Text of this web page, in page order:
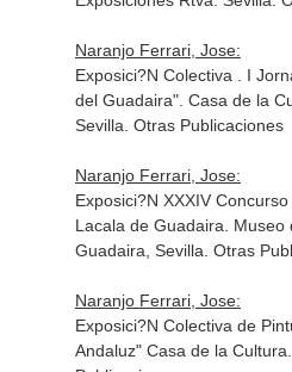
Naranjo Ferrari, Jose:
Exposici?N Colectiva . I
del Guadaira". Casa de la
Sevilla. Otras Publicaciones
Naranjo Ferrari, Jose:
Exposici?N XXXIV
Lacala de Guadaira. Museo
Guadaira, Sevilla. Otras
Naranjo Ferrari, Jose:
Exposici?N Colectiva de
Andaluz" Casa de la